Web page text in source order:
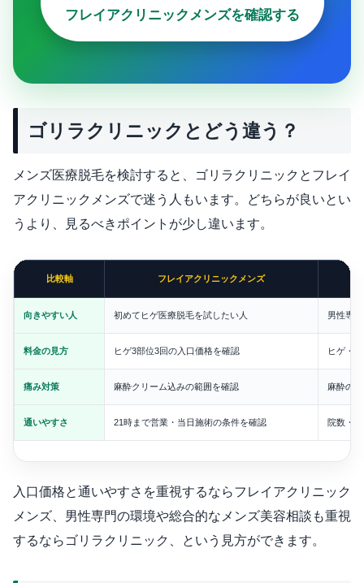
フレイアクリニックメンズを確認する
ゴリラクリニックとどう違う？
メンズ医療脱毛を検討すると、ゴリラクリニックとフレイ
アクリニックメンズで迷う人もいます。どちらが良いとい
うより、見るべきポイントが少し違います。
比較軸 フレイアクリニックメンズ
向きやすい人 初めてヒゲ医療脱毛を試したい人 男性専
料金の見方 ヒゲ3部位3回の入口価格を確認 ヒゲ・
痛み対策 麻酔クリーム込みの範囲を確認 麻酔の
通いやすさ 21時まで営業・当日施術の条件を確認 院数・
入口価格と通いやすさを重視するならフレイアクリニック
メンズ、男性専門の環境や総合的なメンズ美容相談も重視
するならゴリラクリニック、という見方ができます。